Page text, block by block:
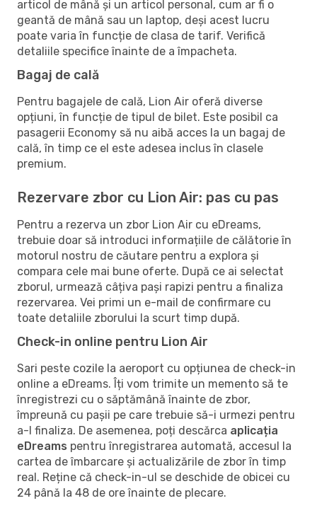
articol de mână și un articol personal, cum ar fi o
geantă de mână sau un laptop, deși acest lucru
poate varia în funcție de clasa de tarif. Verifică
detaliile specifice înainte de a împacheta.
Bagaj de cală
Pentru bagajele de cală, Lion Air oferă diverse
opțiuni, în funcție de tipul de bilet. Este posibil ca
pasagerii Economy să nu aibă acces la un bagaj de
cală, în timp ce el este adesea inclus în clasele
premium.
Rezervare zbor cu Lion Air: pas cu pas
Pentru a rezerva un zbor Lion Air cu eDreams,
trebuie doar să introduci informațiile de călătorie în
motorul nostru de căutare pentru a explora și
compara cele mai bune oferte. După ce ai selectat
zborul, urmează câțiva pași rapizi pentru a finaliza
rezervarea. Vei primi un e-mail de confirmare cu
toate detaliile zborului la scurt timp după.
Check-in online pentru Lion Air
Sari peste cozile la aeroport cu opțiunea de check-in
online a eDreams. Îți vom trimite un memento să te
înregistrezi cu o săptămână înainte de zbor,
împreună cu pașii pe care trebuie să-i urmezi pentru
a-l finaliza. De asemenea, poți descărca aplicația
eDreams pentru înregistrarea automată, accesul la
cartea de îmbarcare și actualizările de zbor în timp
real. Reține că check-in-ul se deschide de obicei cu
24 până la 48 de ore înainte de plecare.